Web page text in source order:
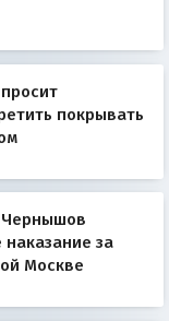
покрывать
Чернышов
за
Москве